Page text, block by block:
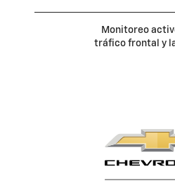
Monitoreo
tráfico frontal y